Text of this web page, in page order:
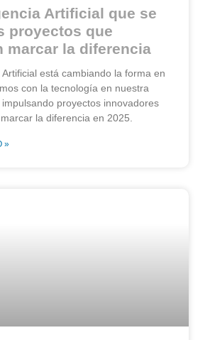
Artificial que se
proyectos que
marcar la diferencia
está cambiando la forma en
con la tecnología en nuestra
proyectos innovadores
la diferencia en 2025.
»